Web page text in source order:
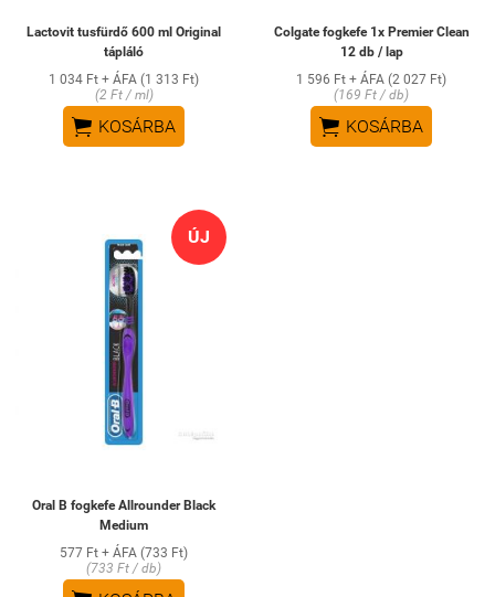
Lactovit tusfürdő 600 ml Original
tápláló
1 034 Ft + ÁFA (1 313 Ft)
(2 Ft / ml)
 KOSÁRBA
Colgate fogkefe 1x Premier Clean
12 db / lap
1 596 Ft + ÁFA (2 027 Ft)
(169 Ft / db)
 KOSÁRBA
ÚJ
Oral B fogkefe Allrounder Black
Medium
577 Ft + ÁFA (733 Ft)
(733 Ft / db)